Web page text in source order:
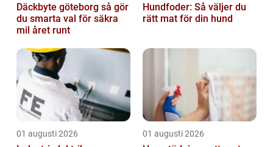
Däckbyte göteborg så gör
du smarta val för säkra
mil året runt
Hundfoder: Så väljer du
rätt mat för din hund
01 augusti 2026 01 augusti 2026